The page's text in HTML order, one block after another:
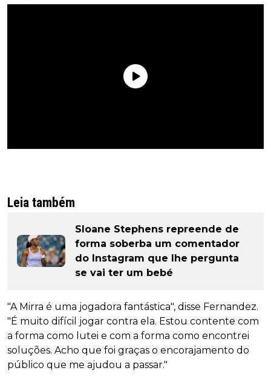
Leia também
Sloane Stephens repreende de
forma soberba um comentador
do Instagram que lhe pergunta
se vai ter um bebé
"A Mirra é uma jogadora fantástica", disse Fernandez.
"É muito difícil jogar contra ela. Estou contente com
a forma como lutei e com a forma como encontrei
soluções. Acho que foi graças o encorajamento do
público que me ajudou a passar."